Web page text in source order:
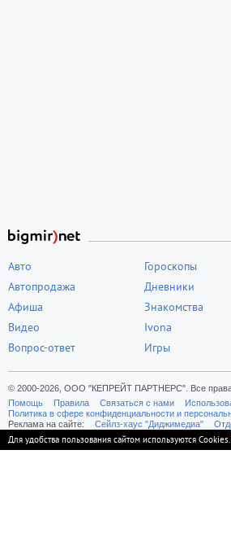
Авто
Автопродажа
Афиша
Видео
Вопрос-ответ
Гороскопы
Дневники
Знакомства
Ivona
Игры
© 2000-2026, ООО "КЕПРЕЙТ ПАРТНЕРС". Все
Помощь
Правила Связаться с нами
Политика в сфере конфиденциальности и
Реклама на сайте:
Cейлз-хаус "Диджимедиа"
Для удобства пользования сайтом используются